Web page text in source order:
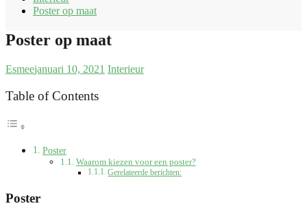
Poster op maat
Poster op maat
Esmeejanuari 10, 2021 Interieur
Table of Contents
Poster
Waarom kiezen voor een poster?
Gerelateerde berichten:
Poster